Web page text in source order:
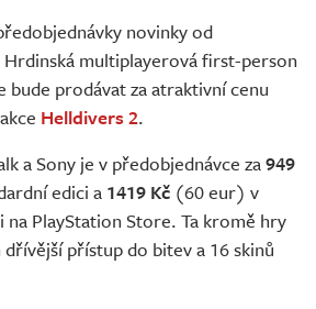
novinky od
multiplayerová first-person
bude prodávat za atraktivní cenu
Helldivers 2.
a Sony je v předobjednávce za949
edici a 1419 Kč (60 eur) v
PlayStation Store. Ta kromě hry
přístup do bitev a 16 skinů